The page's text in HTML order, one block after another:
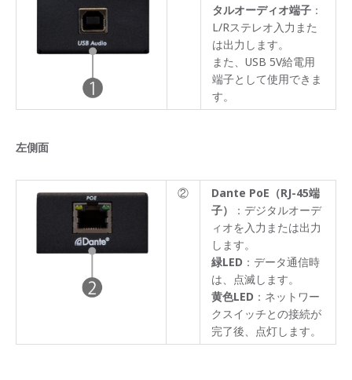
タルオーディオ端子 ：
L/Rステレオ入力また
は出力します。
また、USB 5V給電用
端子として使用できま
す。
左側面
②
Dante PoE（RJ-45端
子）
：デジタルオーデ
ィオを入力または出力
します。
緑LED ：データ通信時
は、点滅します。
黄色LED ：ネットワー
クスイッチとの接続が
完了後、点灯します。